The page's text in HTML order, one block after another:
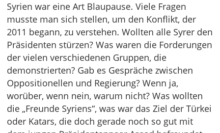
Syrien war eine Art Blaupause. Viele Fragen
musste man sich stellen, um den Konflikt, der
2011 begann, zu verstehen. Wollten alle Syrer den
Präsidenten stürzen? Was waren die Forderungen
der vielen verschiedenen Gruppen, die
demonstrierten? Gab es Gespräche zwischen
Oppositionellen und Regierung? Wenn ja,
worüber, wenn nein, warum nicht? Was wollten
die „Freunde Syriens“, was war das Ziel der Türkei
oder Katars, die doch gerade noch so gut mit